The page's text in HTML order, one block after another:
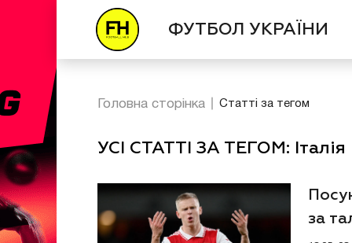
ФУТБОЛ УКРАЇНИ
Головна сторінка Статті за тегом
УСІ СТАТТІ ЗА ТЕГОМ: Італія
за